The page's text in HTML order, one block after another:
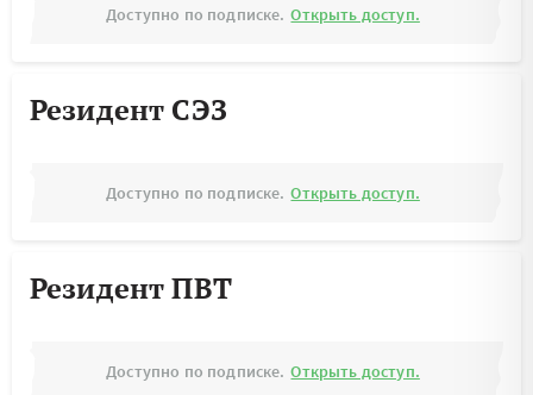
Доступно по подписке. Открыть доступ.
Резидент СЭЗ
Доступно по подписке. Открыть доступ.
Резидент ПВТ
Доступно по подписке. Открыть доступ.